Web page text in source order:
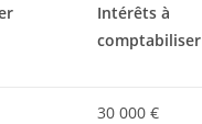
Intérêts à
comptabiliser
30 000 €